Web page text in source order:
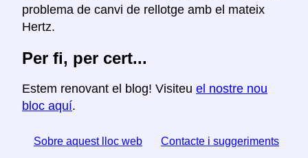
problema de canvi de rellotge amb el mateix
Hertz.
Per fi, per cert...
Estem renovant el blog! Visiteu el nostre nou
bloc aquí.
Sobre aquest lloc web Contacte i suggeriments